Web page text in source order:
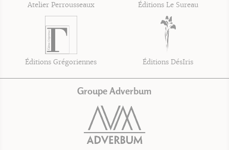
Atelier Perrousseaux Éditions Le Sureau
Éditions Grégoriennes Éditions DésIris
Groupe Adverbum